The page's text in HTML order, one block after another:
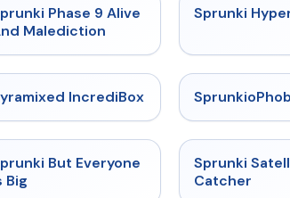
★ 4.4
Phase 9 Alive
Malediction
Sprunki
★ 4.6
IncrediBox
★ 4.5
But Everyone
Big
Sprunki
Catcher